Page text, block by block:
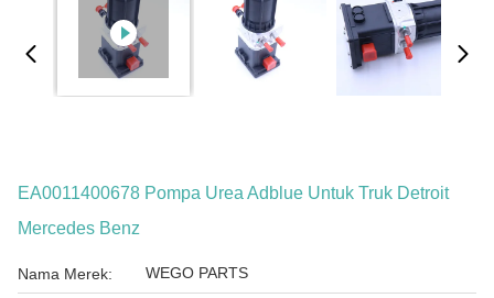
EA0011400678 Pompa Urea Adblue Untuk Truk Detroit
Mercedes Benz
Nama Merek: WEGO PARTS